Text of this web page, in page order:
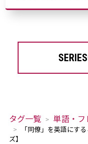
タグ一覧 単語・フ
「同僚」を英語にす
ズ】